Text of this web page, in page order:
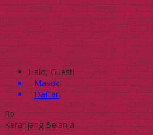
Halo, Guest!
Masuk
Daftar
Rp
Keranjang Belanja